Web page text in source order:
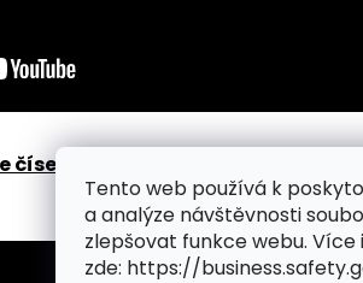
Tento web používá k
a analýze návštěvnosti
zlepšovat funkce webu.
zde: https://
zde